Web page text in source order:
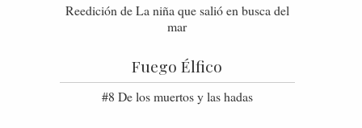
Reedición de La niña que salió en busca del
mar
Fuego Élfico
#8 De los muertos y las hadas